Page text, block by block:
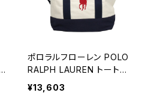
ポロラルフローレン POLO
RALPH LAUREN トートバ
ッグ ショルダーバッグ 9AR
023-BDF ユニセックス
¥13,603